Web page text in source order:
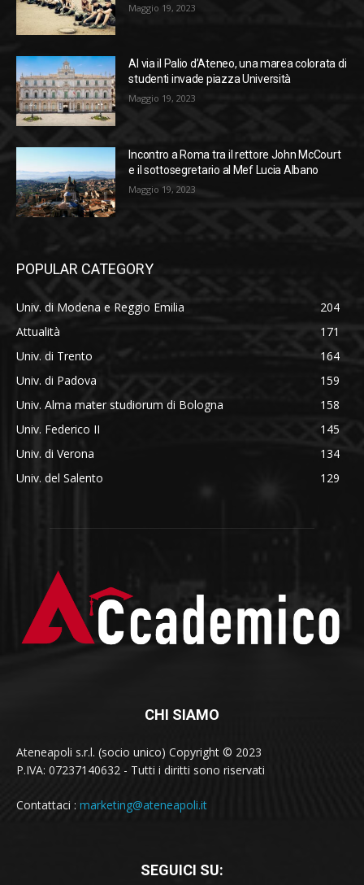
Maggio 19, 2023
Al via il Palio d’Ateneo, una marea colorata di
studenti invade piazza Università
Maggio 19, 2023
Incontro a Roma tra il rettore John McCourt
e il sottosegretario al Mef Lucia Albano
Maggio 19, 2023
POPULAR CATEGORY
Univ. di Modena e Reggio Emilia
204
Attualità
171
Univ. di Trento
164
Univ. di Padova
159
Univ. Alma mater studiorum di Bologna
158
Univ. Federico II
145
Univ. di Verona
134
Univ. del Salento
129
CHI SIAMO
Ateneapoli s.r.l. (socio unico) Copyright © 2023
P.IVA: 07237140632 - Tutti i diritti sono riservati
Contattaci : marketing@ateneapoli.it
SEGUICI SU: